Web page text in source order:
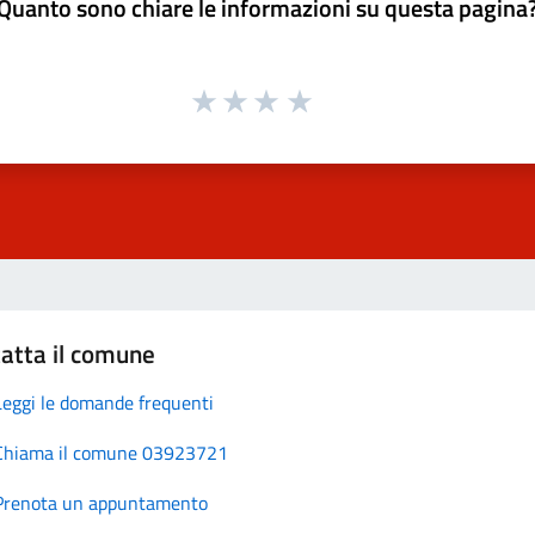
sono chiare le informazioni su questa
il comune
le domande frequenti
il comune 03923721
un appuntamento